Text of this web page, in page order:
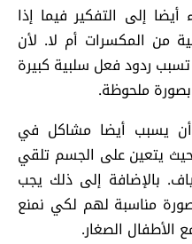
أيضا إلى التفكير فيما إذا
من المكسرات أم لا. لأن
ردود فعل سلبية كبيرة
ملحوظة.
أن يسبب أيضا مشاكل في
حيث يتعين على الجسم تلقي
بالإضافة إلى ذلك يجب
مناسبة لهم لكي نمنع
الأطفال الصغار.